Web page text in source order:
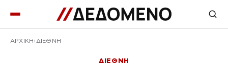
ΑΡΧΙΚΉ ΔΙΕΘΝΗ
ΔΙΕΘΝΗ